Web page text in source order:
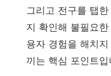
그리고 전구를 탭
지 확인해 불필요
용자 경험을 해치지
끼는 핵심 포인트입